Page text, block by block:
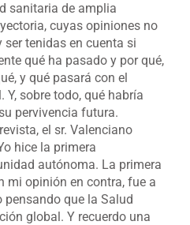
sanitaria de amplia
cuyas opiniones no
ser tenidas en cuenta si
qué ha pasado y por qué,
y qué pasará con el
sobre todo, qué habría
pervivencia futura.
el sr. Valenciano
hice la primera
autónoma. La primera
mi opinión en contra, fue a
pensando que la Salud
global. Y recuerdo una